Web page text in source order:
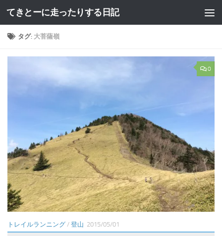
コンテンツへスキップ
てきとーに走ったりする日記
タグ: 大菩薩嶺
0
トレイルランニング / 登山 2015/05/01